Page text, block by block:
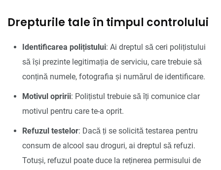
Drepturile tale în timpul controlului
Identificarea polițistului: Ai dreptul să ceri polițistului
să își prezinte legitimația de serviciu, care trebuie să
conțină numele, fotografia și numărul de identificare.
Motivul opririi: Polițistul trebuie să îți comunice clar
motivul pentru care te-a oprit.
Refuzul testelor: Dacă ți se solicită testarea pentru
consum de alcool sau droguri, ai dreptul să refuzi.
Totuși, refuzul poate duce la reținerea permisului de